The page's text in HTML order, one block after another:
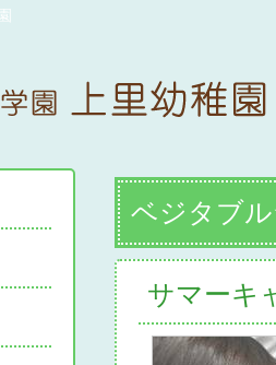
ベジタブ
サマーキ